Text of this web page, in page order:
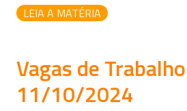
LEIA A MATÉRIA
Vagas de
11/10/2024